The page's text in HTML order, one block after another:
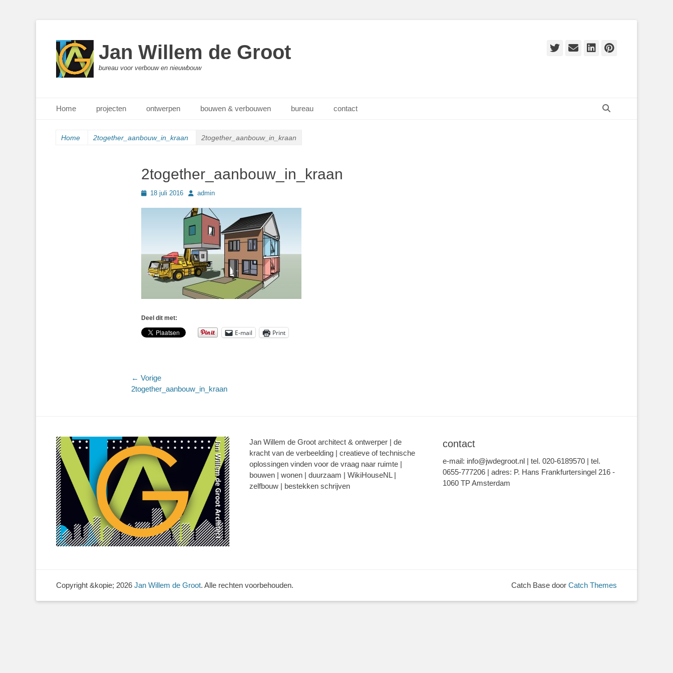
Jan Willem de Groot
bureau voor verbouw en nieuwbouw
Twitter
E-
LinkedIn
Primair menu
naar
inhoud
Home projecten ontwerpen bouwen & verbouwen bureau contact
Home 2together_aanbouw_in_kraan 2together_aanbouw_in_kraan
2together_aanbouw_in_kraan
Geplaatst
18 juli 2016 Authoradmin
Deel dit met:
E-mail Print
Bericht
navigatie
← Vorige
Vorig
2together_aanbouw_in_kraan
Jan Willem de Groot architect & ontwerper | de
kracht van de verbeelding | creatieve of technische
oplossingen vinden voor de vraag naar ruimte |
bouwen | wonen | duurzaam | WikiHouseNL |
zelfbouw | bestekken schrijven
contact
e-mail: info@jwdegroot.nl | tel. 020-6189570 | tel.
0655-777206 | adres: P. Hans Frankfurtersingel 216 -
1060 TP Amsterdam
Copyright &kopie; 2026 Jan Willem de Groot. Alle rechten voorbehouden. Catch Base door Catch Themes